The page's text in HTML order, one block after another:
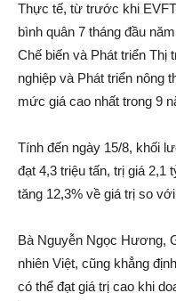
Thực tế, từ trước khi
bình quân 7 tháng đầu
Chế biến và Phát triển Thị
nghiệp và Phát triển nông
mức giá cao nhất trong 9
Tính đến ngày 15/8, khối
đạt 4,3 triệu tấn, trị giá
tăng 12,3% về giá trị so
Bà Nguyễn Ngọc Hương,
nhiên Việt, cũng khẳng
có thể đạt giá trị cao khi